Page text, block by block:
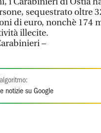
sequestrato oltre
di euro, nonchè 174
illecite.
–
notizie su Google